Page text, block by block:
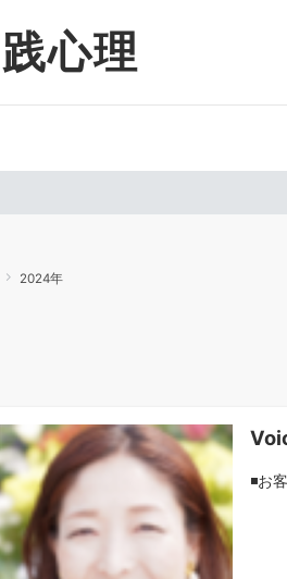
心理
2024年
◾️お